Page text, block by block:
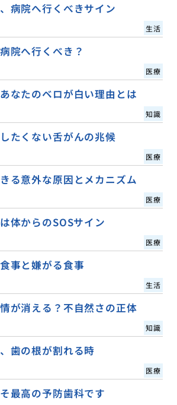
病院へ行くべきサイン
生活
院へ行くべき？
医療
なたのベロが白い理由とは
知識
たくない舌がんの兆候
医療
る意外な原因とメカニズム
医療
体からのSOSサイン
医療
事と嫌がる食事
生活
が消える？不自然さの正体
知識
歯の根が割れる時
医療
最高の予防歯科です